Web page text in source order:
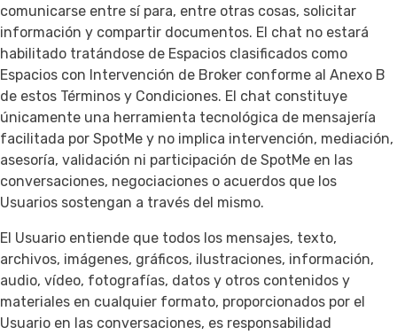
comunicarse entre sí para, entre otras cosas, solicitar
información y compartir documentos. El chat no estará
habilitado tratándose de Espacios clasificados como
Espacios con Intervención de Broker conforme al Anexo B
de estos Términos y Condiciones. El chat constituye
únicamente una herramienta tecnológica de mensajería
facilitada por SpotMe y no implica intervención, mediación,
asesoría, validación ni participación de SpotMe en las
conversaciones, negociaciones o acuerdos que los
Usuarios sostengan a través del mismo.
El Usuario entiende que todos los mensajes, texto,
archivos, imágenes, gráficos, ilustraciones, información,
audio, vídeo, fotografías, datos y otros contenidos y
materiales en cualquier formato, proporcionados por el
Usuario en las conversaciones, es responsabilidad